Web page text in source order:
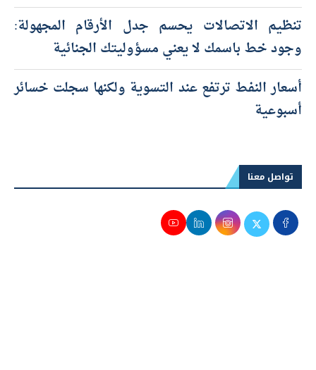
تنظيم الاتصالات يحسم جدل الأرقام المجهولة:
وجود خط باسمك لا يعني مسؤوليتك الجنائية
أسعار النفط ترتفع عند التسوية ولكنها سجلت خسائر
أسبوعية
تواصل معنا